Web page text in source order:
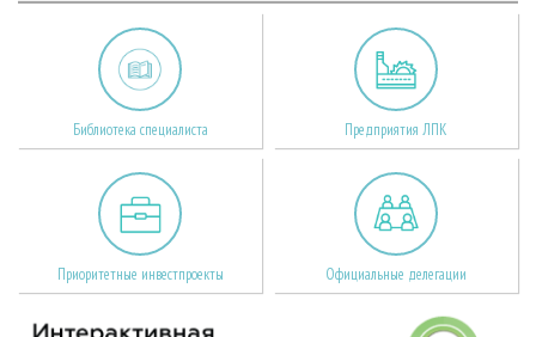
Библиотека специалиста Предприятия ЛПК
Приоритетные инвестпроекты Официальные делегации